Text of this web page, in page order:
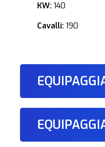
KW: 140
Cavalli: 190